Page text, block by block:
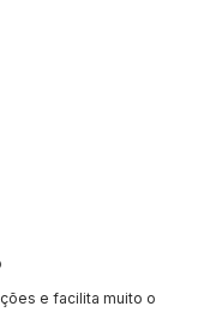
e facilita muito o